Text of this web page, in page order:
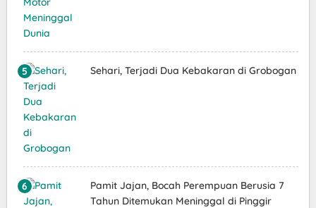
Sehari, Terjadi Dua Kebakaran di Grobogan
Pamit Jajan, Bocah Perempuan Berusia 7
Tahun Ditemukan Meninggal di Pinggir